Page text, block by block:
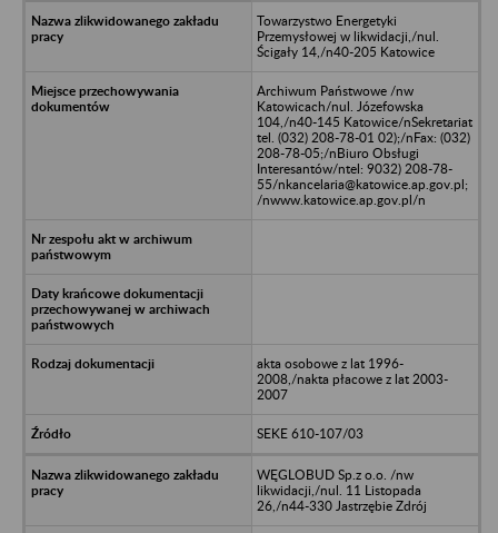
Towarzystwo Energetyki
Przemysłowej w likwidacji,/nul.
Ścigały 14,/n40-205 Katowice
Archiwum Państwowe /nw
Katowicach/nul. Józefowska
104,/n40-145 Katowice/nSekretariat
tel. (032) 208-78-01 02);/nFax: (032)
208-78-05;/nBiuro Obsługi
Interesantów/ntel: 9032) 208-78-
55/nkancelaria@katowice.ap.gov.pl;
/nwww.katowice.ap.gov.pl/n
akta osobowe z lat 1996-
2008,/nakta płacowe z lat 2003-
2007
SEKE 610-107/03
WĘGLOBUD Sp.z o.o. /nw
likwidacji,/nul. 11 Listopada
26,/n44-330 Jastrzębie Zdrój